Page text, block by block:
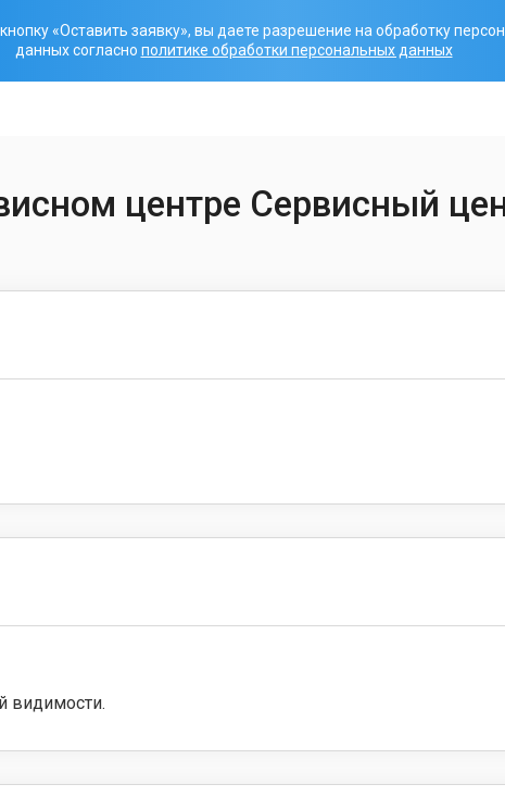
«Оставить заявку», вы даете разрешение на обработку
данных согласно политике обработки персональных данных
центре Сервисный
видимости.